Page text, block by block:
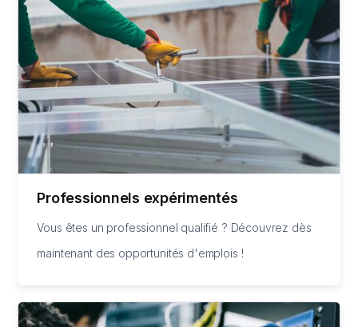
Professionnels expérimentés
Vous êtes un professionnel qualifié ? Découvrez dès
maintenant des opportunités d'emplois !